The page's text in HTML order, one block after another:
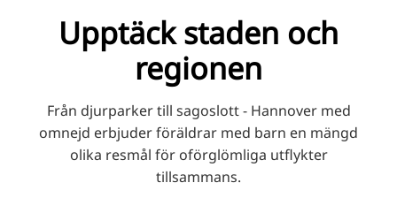
Upptäck staden och
regionen
Från djurparker till sagoslott - Hannover med
omnejd erbjuder föräldrar med barn en mängd
olika resmål för oförglömliga utflykter
tillsammans.